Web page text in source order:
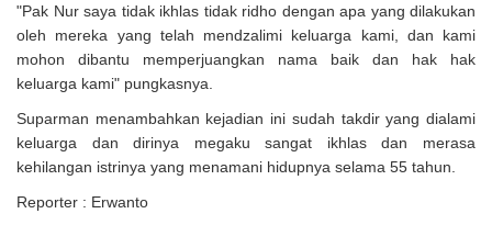
"Pak Nur saya tidak ikhlas tidak ridho dengan apa yang dilakukan
oleh mereka yang telah mendzalimi keluarga kami, dan kami
mohon dibantu memperjuangkan nama baik dan hak hak
keluarga kami" pungkasnya.
Suparman menambahkan kejadian ini sudah takdir yang dialami
keluarga dan dirinya megaku sangat ikhlas dan merasa
kehilangan istrinya yang menamani hidupnya selama 55 tahun.
Reporter : Erwanto